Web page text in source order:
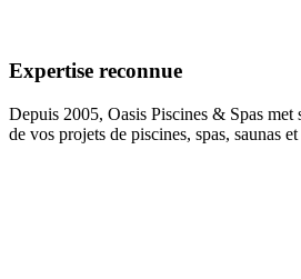
Expertise reconnue
Depuis 2005, Oasis Piscines & Spas met
de vos projets de piscines, spas, saunas